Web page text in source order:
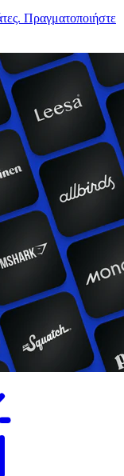
Πραγματοποιήστε